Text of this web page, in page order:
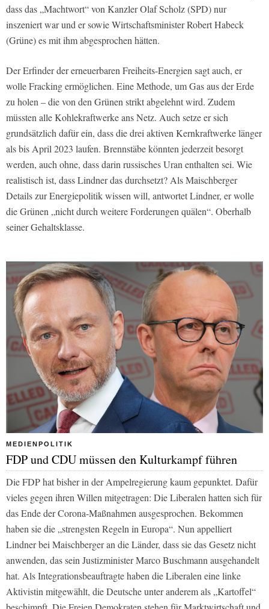
dass das „Machtwort“ von Kanzler Olaf Scholz (SPD) nur
inszeniert war und er sowie Wirtschaftsminister Robert Habeck
(Grüne) es mit ihm abgesprochen hätten.
Der Erfinder der erneuerbaren Freiheits-Energien sagt auch, er
wolle Fracking ermöglichen. Eine Methode, um Gas aus der Erde
zu holen – die von den Grünen strikt abgelehnt wird. Zudem
müssten alle Kohlekraftwerke ans Netz. Auch setze er sich
grundsätzlich dafür ein, dass die drei aktiven Kernkraftwerke länger
als bis April 2023 laufen. Brennstäbe könnten jederzeit besorgt
werden, auch ohne, dass darin russisches Uran enthalten sei. Wie
realistisch ist, dass Lindner das durchsetzt? Als Maischberger
Details zur Energiepolitik wissen will, antwortet Lindner, er wolle
die Grünen „nicht durch weitere Forderungen quälen“. Oberhalb
seiner Gehaltsklasse.
MEDIENPOLITIK
FDP und CDU müssen den Kulturkampf führen
Die FDP hat bisher in der Ampelregierung kaum gepunktet. Dafür
vieles gegen ihren Willen mitgetragen: Die Liberalen hatten sich für
das Ende der Corona-Maßnahmen ausgesprochen. Bekommen
haben sie die „strengsten Regeln in Europa“. Nun appelliert
Lindner bei Maischberger an die Länder, dass sie das Gesetz nicht
anwenden, das sein Justizminister Marco Buschmann ausgehandelt
hat. Als Integrationsbeauftragte haben die Liberalen eine linke
Aktivistin mitgewählt, die Deutsche unter anderem als „Kartoffel“